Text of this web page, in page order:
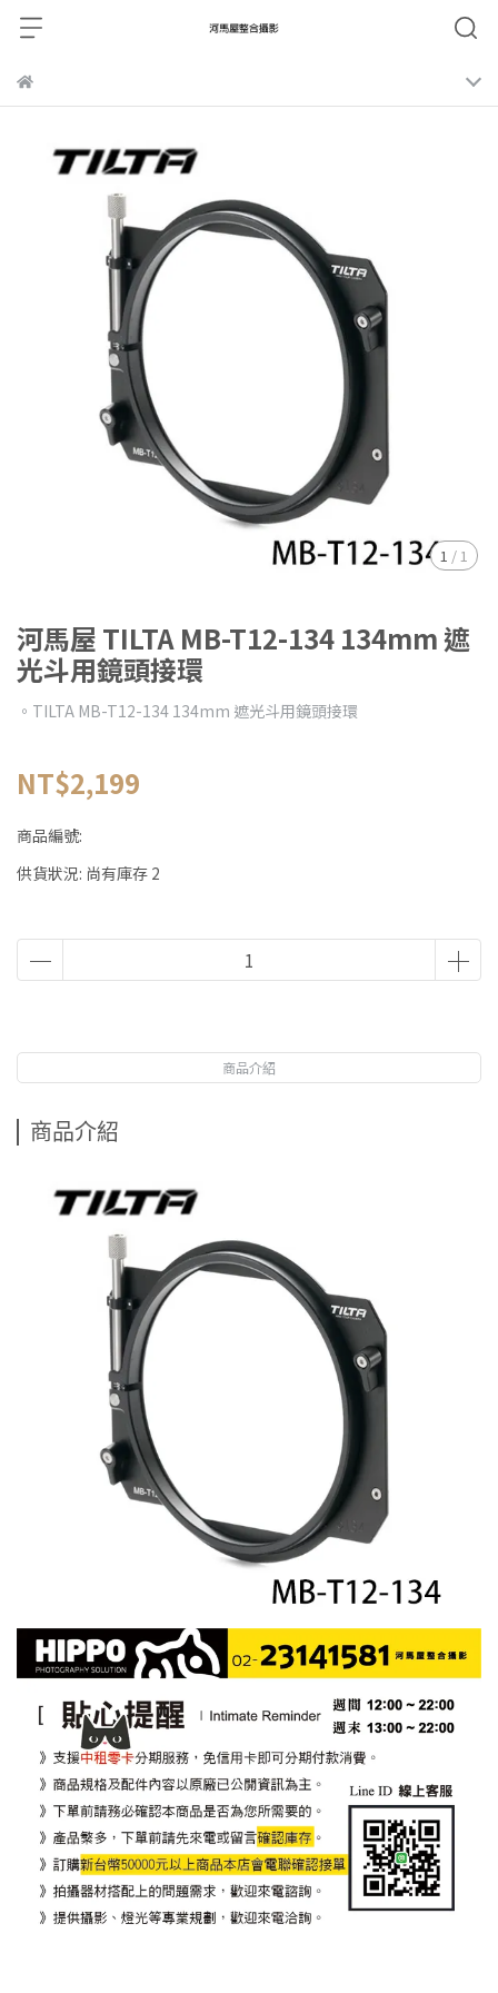
1 / 1
河馬屋 TILTA MB-T12-134 134mm 遮
光斗用鏡頭接環
。TILTA MB-T12-134 134mm 遮光斗用鏡頭接環
NT$2,199
商品編號:
供貨狀況: 尚有庫存 2
商品介紹
商品介紹